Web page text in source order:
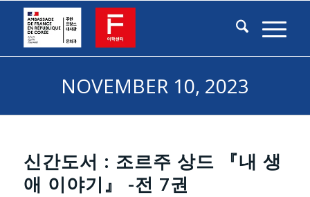
NOVEMBER 10, 2023
신간도서 : 조르주 상드 『내 생
애 이야기』 -전 7권